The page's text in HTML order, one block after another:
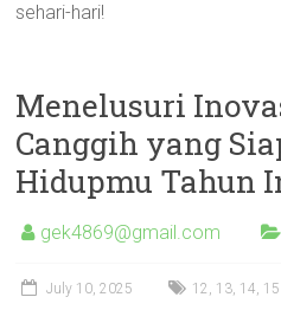
sehari-hari!
Menelusuri
Canggih yang
Hidupmu Tahun
gek4869@gmail.com
July 10, 2025 12 , 13, 14, 15